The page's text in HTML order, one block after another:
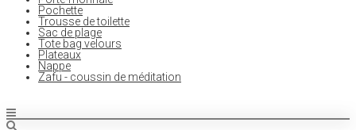
Pochette
Trousse de toilette
Sac de plage
Tote bag velours
Plateaux
Nappe
Zafu - coussin de méditation